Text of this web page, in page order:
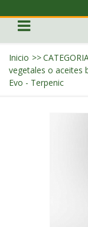
Inicio >>
vegetales o aceites
Evo - Terpenic